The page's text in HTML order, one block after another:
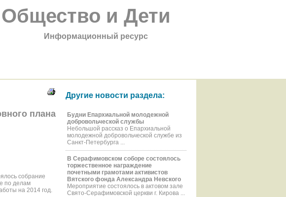
Общество и Дети
Информационный ресурс
плана
собрание
по делам
на 2014 год.
Другие новости раздела:
Будни Епархиальной молодежной
добровольческой службы
Небольшой рассказ о Епархиальной
молодежной добровольческой службе из
Санкт-Петербурга ...
В Серафимовском соборе состоялось
торжественное награждение
почетными грамотами активистов
Вятского фонда Александра Невского
Мероприятие состоялось в актовом зале
Свято-Серафимовской церкви г. Кирова ...